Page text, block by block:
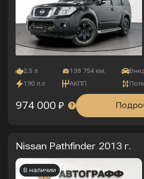
2.5 л 138 754 км.
190 л.с
АКПП
974 000 ₽
Nissan Pathfinder 2013 г.
В наличии